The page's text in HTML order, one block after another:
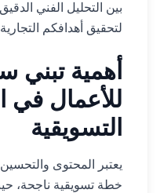
بين التحليل الفني
لتحقيق أهدافكم
أهمية تبني
للأعمال في
التسويقية
يعتبر المحتوى
خطة تسويقية ناجحة،